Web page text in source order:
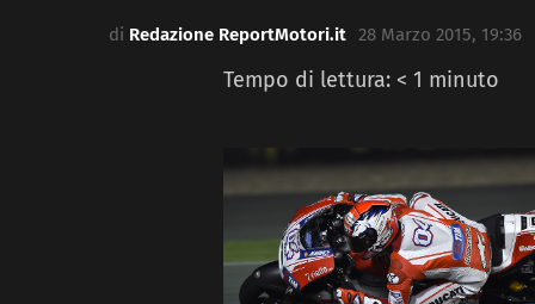
di Redazione ReportMotori.it 28 Marzo 2015, 19:36
Tempo di lettura: < 1 minuto